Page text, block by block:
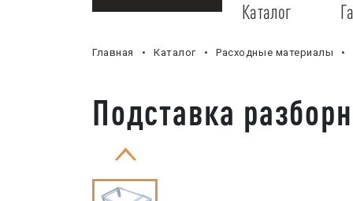
Каталог
Главная Каталог Расходные материалы
Подставка